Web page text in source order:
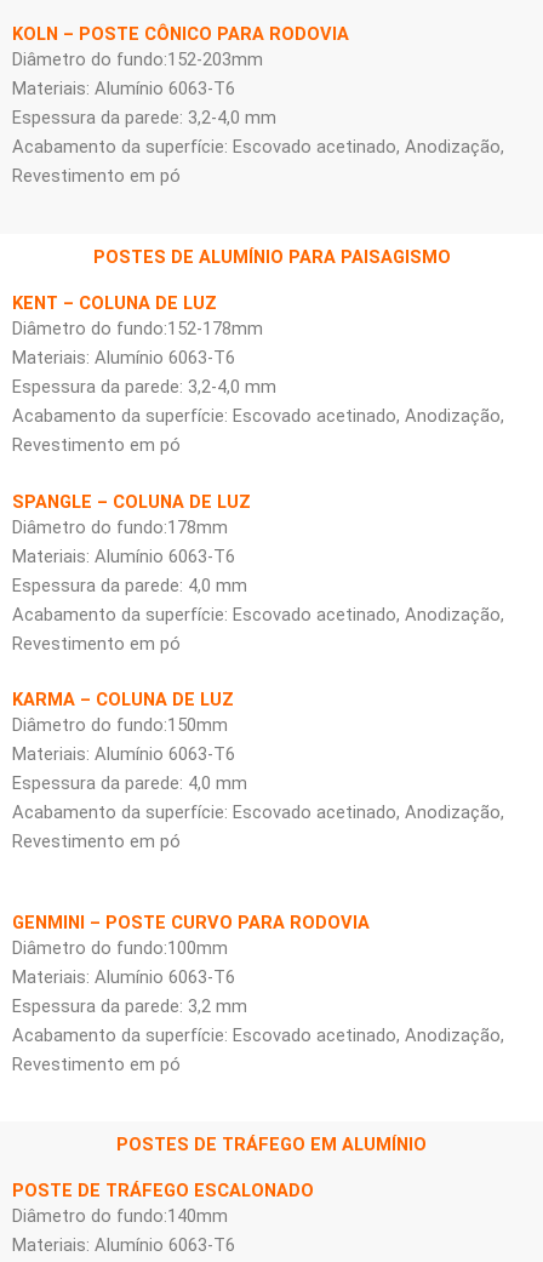
KOLN – POSTE CÔNICO PARA RODOVIA
Diâmetro do fundo:152-203mm
Materiais: Alumínio 6063-T6
Espessura da parede: 3,2-4,0 mm
Acabamento da superfície: Escovado acetinado, Anodização,
Revestimento em pó
POSTES DE ALUMÍNIO PARA PAISAGISMO
KENT – COLUNA DE LUZ
Diâmetro do fundo:152-178mm
Materiais: Alumínio 6063-T6
Espessura da parede: 3,2-4,0 mm
Acabamento da superfície: Escovado acetinado, Anodização,
Revestimento em pó
SPANGLE – COLUNA DE LUZ
Diâmetro do fundo:178mm
Materiais: Alumínio 6063-T6
Espessura da parede: 4,0 mm
Acabamento da superfície: Escovado acetinado, Anodização,
Revestimento em pó
KARMA – COLUNA DE LUZ
Diâmetro do fundo:150mm
Materiais: Alumínio 6063-T6
Espessura da parede: 4,0 mm
Acabamento da superfície: Escovado acetinado, Anodização,
Revestimento em pó
GENMINI – POSTE CURVO PARA RODOVIA
Diâmetro do fundo:100mm
Materiais: Alumínio 6063-T6
Espessura da parede: 3,2 mm
Acabamento da superfície: Escovado acetinado, Anodização,
Revestimento em pó
POSTES DE TRÁFEGO EM ALUMÍNIO
POSTE DE TRÁFEGO ESCALONADO
Diâmetro do fundo:140mm
Materiais: Alumínio 6063-T6